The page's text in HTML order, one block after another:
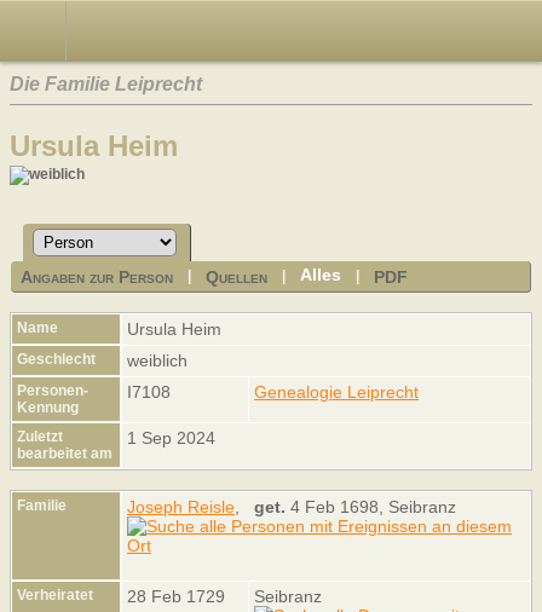
Die Familie Leiprecht
Ursula Heim
Angaben zur Person |Quellen |Alles PDF
Name Ursula Heim
Geschlecht weiblich
Personen-
Kennung
I7108 Genealogie Leiprecht
Zuletzt
bearbeitet am
1 Sep 2024
Familie Joseph Reisle get. 4 Feb 1698, Seibranz
Verheiratet 28 Feb 1729 Seibranz